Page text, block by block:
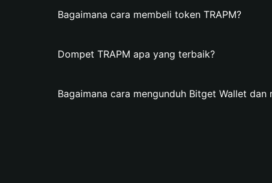
Bagaimana cara membeli token TRAPM?
Dompet TRAPM apa yang terbaik?
Bagaimana cara mengunduh Bitget Wallet dan